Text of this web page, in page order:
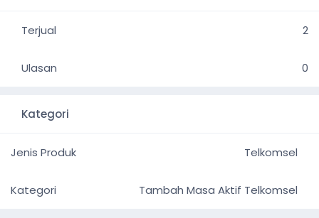
Terjual 2
Ulasan 0
Kategori
Jenis Produk Telkomsel
Kategori Tambah Masa Aktif Telkomsel